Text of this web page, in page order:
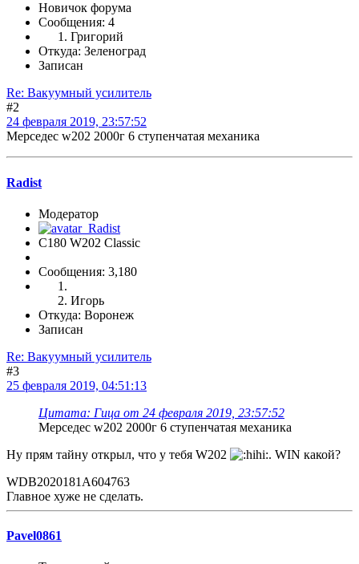
Новичок форума
Сообщения: 4
Григорий
Откуда: Зеленоград
Записан
Re: Вакуумный усилитель
#2
24 февраля 2019, 23:57:52
Мерседес w202 2000г 6 ступенчатая механика
Radist
Модератор
C180 W202 Classic
Сообщения: 3,180
Игорь
Откуда: Воронеж
Записан
Re: Вакуумный усилитель
#3
25 февраля 2019, 04:51:13
Цитата: Гица от 24 февраля 2019, 23:57:52
Мерседес w202 2000г 6 ступенчатая механика
Ну прям тайну открыл, что у тебя W202
. WIN какой?
WDB2020181A604763
Главное хуже не сделать.
Pavel0861